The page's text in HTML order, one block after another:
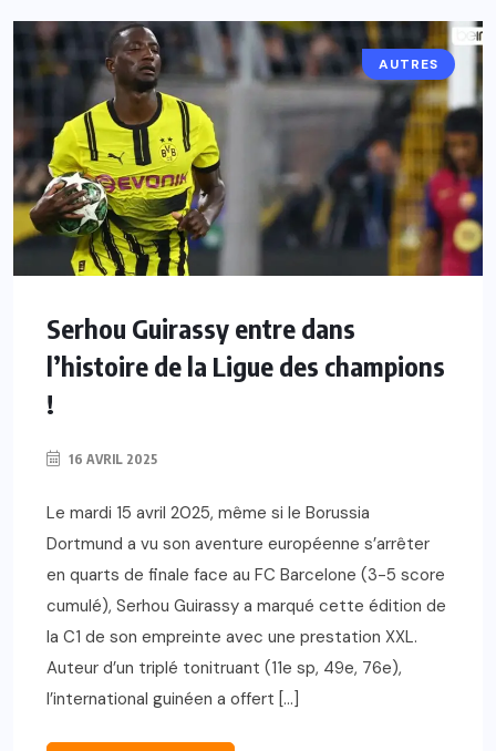
AUTRES
Serhou Guirassy entre dans
l’histoire de la Ligue des champions
!
16 AVRIL 2025
Le mardi 15 avril 2025, même si le Borussia
Dortmund a vu son aventure européenne s’arrêter
en quarts de finale face au FC Barcelone (3-5 score
cumulé), Serhou Guirassy a marqué cette édition de
la C1 de son empreinte avec une prestation XXL.
Auteur d’un triplé tonitruant (11e sp, 49e, 76e),
l’international guinéen a offert […]